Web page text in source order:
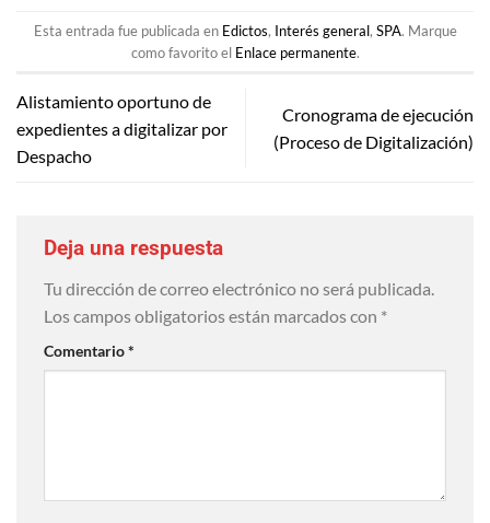
Esta entrada fue publicada en Edictos, Interés general, SPA. Marque
como favorito el Enlace permanente.
Alistamiento oportuno de
expedientes a digitalizar por
Despacho
Cronograma de ejecución
(Proceso de Digitalización)
Deja una respuesta
Tu dirección de correo electrónico no será publicada.
Los campos obligatorios están marcados con *
Comentario*